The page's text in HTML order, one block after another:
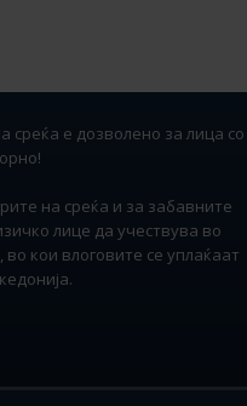
среќа е дозволено за лица со
на среќа и за забавните
лице да учествува во
во кои влоговите се уплаќаат